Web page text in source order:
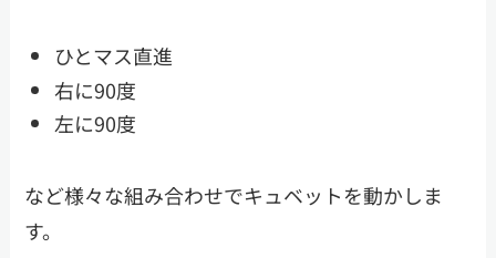
ひとマス直進
右に90度
左に90度
など様々な組み合わせでキュベットを動かしま
す。